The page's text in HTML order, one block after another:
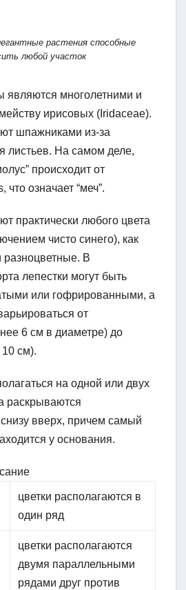
растения способные
любой участок
являются многолетними и
ирисовых (Iridaceae).
шпажниками из-за
листьев. На самом деле,
происходит от
что означает “меч”.
практически любого цвета
чисто синего), как
разноцветные. В
лепестки могут быть
или гофрированными, а
от
6 см в диаметре) до
10 см).
на одной или двух
раскрываются
вверх, причем самый
у основания.
цветки располагаются в
один ряд
цветки располагаются
двумя парал­лельными
рядами друг против